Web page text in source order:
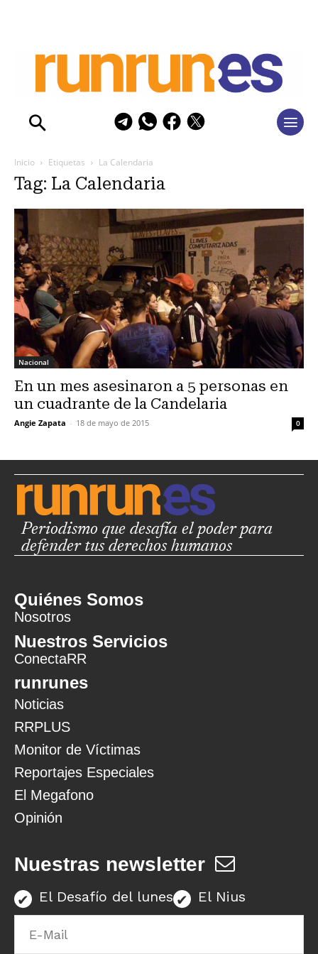
Inicio Etiquetas La Calendaria
Tag: La Calendaria
Nacional
En un mes asesinaron a 5 personas en
un cuadrante de la Candelaria
Angie Zapata - 18 de mayo de 2015 0
Periodismo que desafía el poder para
defender tus derechos humanos
Quiénes Somos
Nosotros
Nuestros Servicios
ConectaRR
runrunes
Noticias
RRPLUS
Monitor de Víctimas
Reportajes Especiales
El Megafono
Opinión
Nuestras newsletter
El Desafío del lunes El Nius